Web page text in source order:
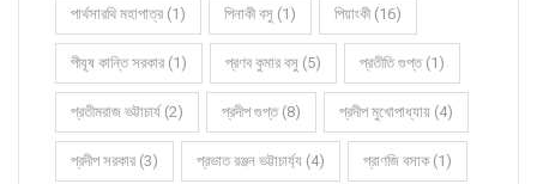
পার্থসারথি মহাপাত্র (1) পিনাকী বসু (1) পিয়াংকী (16)
পীযূষ কান্তি সরকার (1) প্রণব কুমার বসু (5) প্রতীতি গুপ্ত (1)
প্রতীমরাজ ভট্টাচার্য (2) প্রদীপ গুপ্ত (8) প্রদীপ মুখোপাধ্যায় (4)
প্রদীপ সরকার (3) প্রভাত রঞ্জন ভট্টাচার্য্য (4) প্রাণজি বসাক (1)